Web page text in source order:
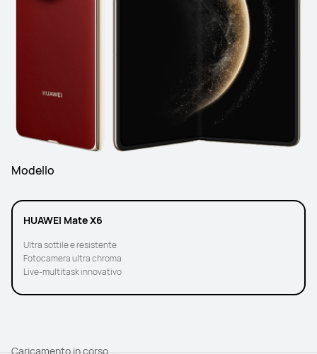
Modello
HUAWEI Mate X6
Ultra sottile e resistente
Fotocamera ultra chroma
Live-multitask innovativo
Caricamento in corso...